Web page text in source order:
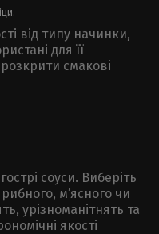
від типу начинки,
для її
смакові
соуси. Виберіть
м’ясного чи
урізноманітнять та
якості